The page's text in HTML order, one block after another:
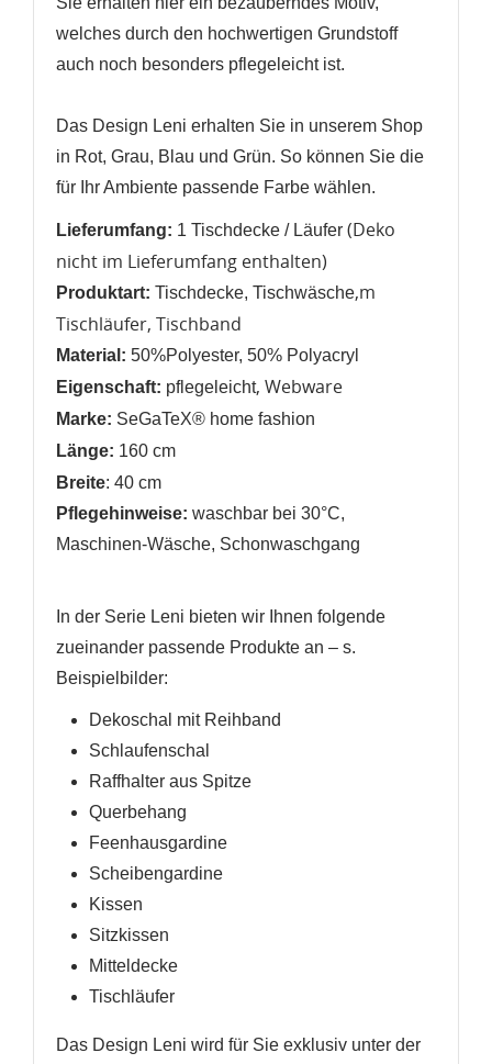
welches durch den hochwertigen Grundstoff
auch noch besonders pflegeleicht ist.
Das Design Leni erhalten Sie in unserem Shop
in Rot, Grau, Blau und Grün. So können Sie die
für Ihr Ambiente passende Farbe wählen.
Lieferumfang: 1 Tischdecke / Läufer (Deko
nicht im Lieferumfang enthalten)
Produktart: Tischdecke, Tischwäsche,m
Tischläufer, Tischband
Material: 50%Polyester, 50% Polyacryl
Eigenschaft: pflegeleicht, Webware
Marke: SeGaTeX® home fashion
Länge: 160 cm
Breite: 40 cm
Pflegehinweise: waschbar bei 30°C,
Maschinen-Wäsche, Schonwaschgang
In der Serie Leni bieten wir Ihnen folgende
zueinander passende Produkte an – s.
Beispielbilder:
Dekoschal mit Reihband
Schlaufenschal
Raffhalter aus Spitze
Querbehang
Feenhausgardine
Scheibengardine
Kissen
Sitzkissen
Mitteldecke
Tischläufer
Das Design Leni wird für Sie exklusiv unter der
AUF MEINE WUNSCHLISTE
add_circle_outline Neue Liste anlegen
Wunschliste
erstellen
ANMELDEN
Sie müssen angemeldet sein, um Artikel Ihrer
Anmelden